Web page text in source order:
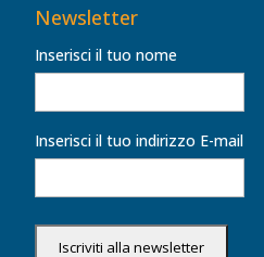
Newsletter
Inserisci il tuo nome
Inserisci il tuo indirizzo E-mail